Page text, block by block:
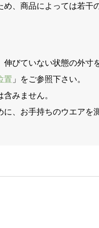
、商品によっては若干
びていない状態の外寸
置 」をご参照下さい。
みません。
に、お手持ちのウエア